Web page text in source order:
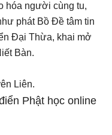
hóa người cùng tu,
phát Bồ Đề tâm tin
Đại Thừa, khai mở
Bàn.
Liên.
Phật học online